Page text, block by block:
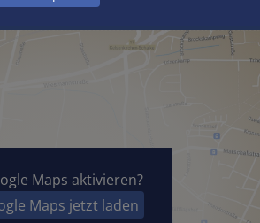
Maps aktivieren?
Maps jetzt laden